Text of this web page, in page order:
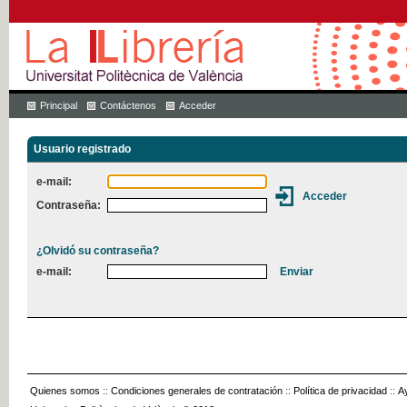
Principal Contáctenos Acceder
Usuario registrado
e-mail:
Contraseña:
¿Olvidó su contraseña?
e-mail:
Quienes somos :: Condiciones generales de contratación :: Política de privacidad ::